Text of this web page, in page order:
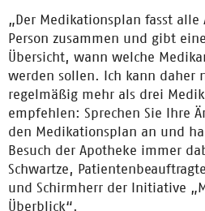
„Der Medikationsplan fasst
Person zusammen und gibt
Übersicht, wann welche
werden sollen. Ich kann daher
regelmäßig mehr als drei
empfehlen: Sprechen Sie Ihre
den Medikationsplan an und
Besuch der Apotheke immer
Schwartze,
und Schirmherr der Initiative
Überblick“.